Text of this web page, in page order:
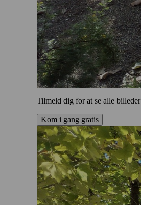
Tilmeld dig for at se alle billeder
Kom i gang gratis